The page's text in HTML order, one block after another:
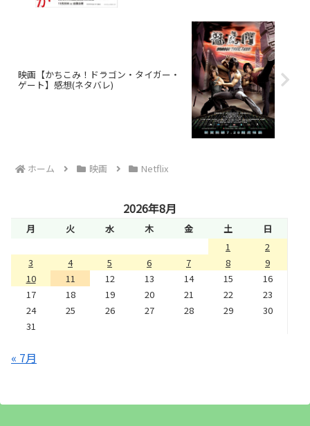
映画【かちこみ！ドラゴン・タイガー・
ゲート】感想(ネタバレ)
ホーム 映画 Netflix
2026年8月
月 火 水 木 金 土
日
1
2
3
4 5 6 7 8
9
10
11 12 13 14 15
16
17
18 19 20 21 22
23
24
25 26 27 28 29
30
31
« 7月